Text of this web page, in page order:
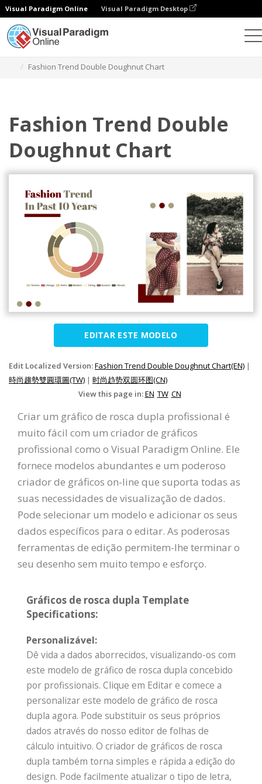
Visual Paradigm Online Visual Paradigm Desktop
Fashion Trend Double Doughnut Chart
Fashion Trend Double
Doughnut Chart
EDITAR ESTE MODELO
Edit Localized Version:Fashion Trend Double Doughnut Chart(EN) |
時尚趨勢雙圓環圖(TW) | 时尚趋势双圆环图(CN)
View this page in:EN TW CN
Criar um gráfico de rosca dupla profissional é
muito fácil com um criador de gráficos
profissional como o Visual Paradigm Online. Ele
fornece modelos abundantes e um poderoso
criador de gráficos on-line que suporta todas as
suas necessidades de visualização de dados.
Pode selecionar um modelo e adicionar os seus
dados específicos para o editar. As poderosas
ferramentas de edição permitem-lhe terminar o
seu desenho sem muito tempo e esforço.
Gráficos de rosca dupla Template
Specifications:
Personalizável:
Dê vida a dados aborrecidos, visualizando-os com
este modelo de gráfico de rosca dupla concebido
por profissionais. Clique em Editar e comece a
personalizar este modelo de gráfico de rosca
dupla agora. Pode substituir os seus próprios
dados através do nosso editor de folhas de
cálculo intuitivo. O criador de gráficos de rosca
dupla também torna simples e rápida a edição do
design. Pode facilmente atualizar o tipo de letra,